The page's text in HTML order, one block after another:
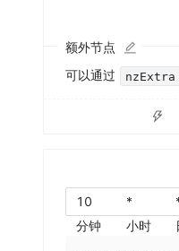
额外节点
可以通过
nzExtra
分钟 小时